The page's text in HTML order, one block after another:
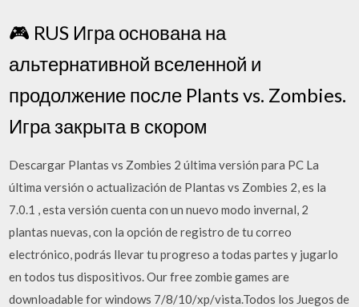
🎮 RUS Игра основана на
альтернативной вселенной и
продолжение после Plants vs. Zombies.
Игра закрыта в скором
Descargar Plantas vs Zombies 2 última versión para PC La
última versión o actualización de Plantas vs Zombies 2, es la
7.0.1 , esta versión cuenta con un nuevo modo invernal, 2
plantas nuevas, con la opción de registro de tu correo
electrónico, podrás llevar tu progreso a todas partes y jugarlo
en todos tus dispositivos. Our free zombie games are
downloadable for windows 7/8/10/xp/vista.Todos los Juegos de